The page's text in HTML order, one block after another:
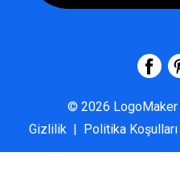
© 2026 LogoMaker
Gizlilik | Politika Koşulları